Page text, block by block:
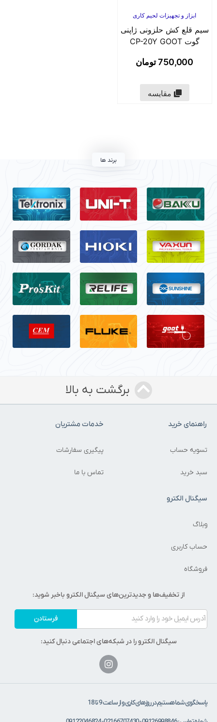
ابزاز و تجهیزات لحیم کاری
سیم قلع کش حلزونی ژاپنی
گوت CP-20Y GOOT
750,000تومان
مقایسه
برند ها
برگشت به بالا
راهنمای خرید
تسویه حساب
سبد خرید
خدمات مشتریان
پیگیری سفارشات
تماس با ما
سیگنال الکترو
وبلاگ
حساب کاربری
فروشگاه
از تخفیف‌ها و جدیدترین‌های سیگنال الکترو باخبر شوید:
فرستادن
سیگنال الکترو را در شبکه‌های اجتماعی دنبال کنید:
پاسخگوی شما هستیم در روزهای کاری و از ساعت 9 تا 18